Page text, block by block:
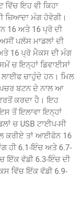
ਵਿੱਚ ਇਹ ਵੀ ਕਿਹਾ
ਜ਼ਿਆਦਾ ਮੰਗ ਹੋਵੇਗੀ।
16 ਅਤੇ 16 ਪ੍ਰੋ ਦੀ
ਪਲੱਸ ਮਾਡਲਾਂ ਦੀ
16 ਪ੍ਰੋ ਮੈਕਸ ਦੀ ਮੰਗ
ਚ ਇਨ੍ਹਾਂ ਡਿਵਾਈਸਾਂ
ਲਾਈਫ ਚਾਹੁੰਦੇ ਹਨ। ਮਿਲ
ਬਟਨ ਦੇ ਨਾਲ ਆ
ਕਰਦਾ ਹੈ। ਇਹ
ਤੋਂ ਇਲਾਵਾ ਇਨ੍ਹਾਂ
ਚ USB ਟਾਈਪ-ਸੀ
ਕਰੀਏ ਤਾਂ ਆਈਫੋਨ 16
ਹੀ 6.1-ਇੰਚ ਅਤੇ 6.7-
ਇੱਕ ਵੱਡੀ 6.3-ਇੰਚ ਦੀ
ਵਿੱਚ ਇੱਕ ਵੱਡੀ 6.9-